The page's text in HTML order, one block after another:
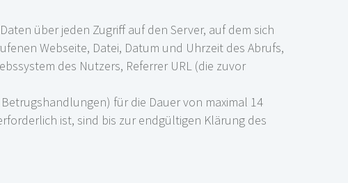
über jeden Zugriff auf den Server, auf dem sich
Webseite, Datei, Datum und Uhrzeit des Abrufs,
des Nutzers, Referrer URL (die zuvor
für die Dauer von maximal 14
ist, sind bis zur endgültigen Klärung des